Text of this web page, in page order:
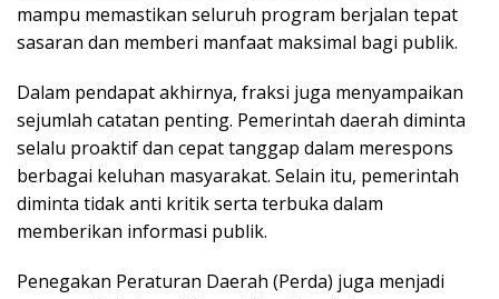
mampu memastikan seluruh program berjalan tepat
sasaran dan memberi manfaat maksimal bagi publik.
Dalam pendapat akhirnya, fraksi juga menyampaikan
sejumlah catatan penting. Pemerintah daerah diminta
selalu proaktif dan cepat tanggap dalam merespons
berbagai keluhan masyarakat. Selain itu, pemerintah
diminta tidak anti kritik serta terbuka dalam
memberikan informasi publik.
Penegakan Peraturan Daerah (Perda) juga menjadi